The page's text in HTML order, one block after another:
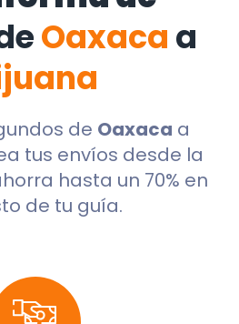
Oaxaca a
de Oaxaca a
tus envíos desde la
hasta un 70% en
de tu guía.